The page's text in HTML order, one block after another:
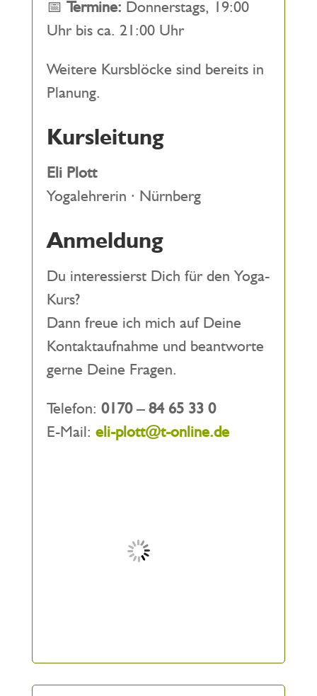
📅 Termine: Donnerstags, 19:00
Uhr bis ca. 21:00 Uhr
Weitere Kursblöcke sind bereits in
Planung.
Kursleitung
Eli Plott
Yogalehrerin · Nürnberg
Anmeldung
Du interessierst Dich für den Yoga-
Kurs?
Dann freue ich mich auf Deine
Kontaktaufnahme und beantworte
gerne Deine Fragen.
Telefon: 0170 – 84 65 33 0
E-Mail: eli-plott@t-online.de